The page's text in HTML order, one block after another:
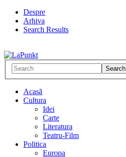
Despre
Arhiva
Search Results
Acasă
Cultura
Idei
Carte
Literatura
Teatru-Film
Politica
Europa